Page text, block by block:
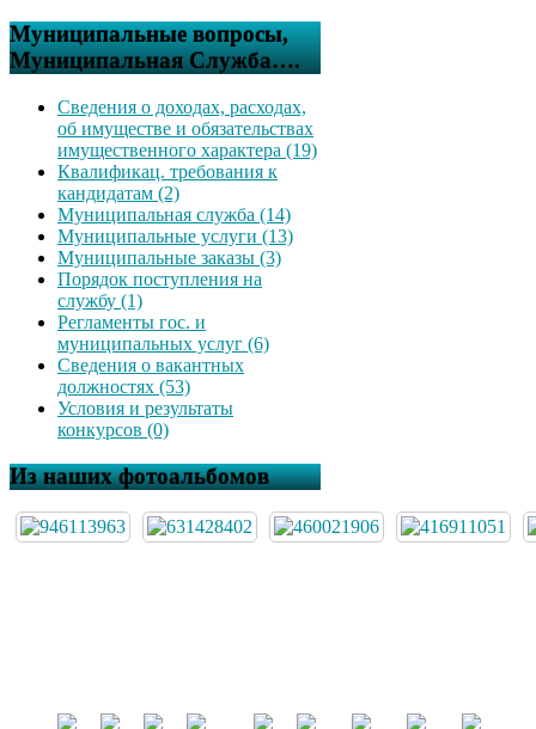
Муниципальные вопросы,
Муниципальная Служба….
Сведения о доходах, расходах,
об имуществе и обязательствах
имущественного характера (19)
Квалификац. требования к
кандидатам (2)
Муниципальная служба (14)
Муниципальные услуги (13)
Муниципальные заказы (3)
Порядок поступления на
службу (1)
Регламенты гос. и
муниципальных услуг (6)
Сведения о вакантных
должностях (53)
Условия и результаты
конкурсов (0)
Из наших фотоальбомов